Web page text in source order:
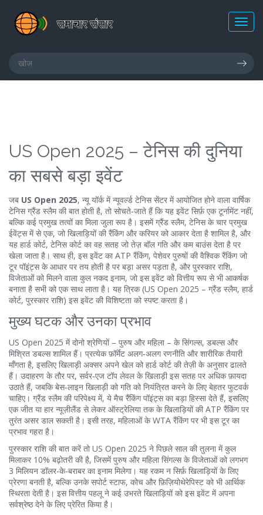
US Open 2025 – टेनिस की दुनिया
का सबसे बड़ा इवेंट
जब US Open 2025, न्यू यॉर्क में न्यूवर्ल्ड टेनिस सेंटर में आयोजित होने वाला वार्षिक
टेनिस ग्रैंड स्लैमकी बात होती है, तो सोचते‑जाते हैं कि यह इवेंट सिर्फ़ एक टूर्नामेंट नहीं,
बल्कि कई प्रमुख तत्वों का मिला जुला रूप है। इसमेंग्रैंड स्लैम, टेनिस के चार प्रमुख
ईवेंट्स में से एक, जो खिलाड़ियों की रैंकिंग और करियर को आकार देता है शामिल है, और
यह हार्ड कोर्ट, टेनिस कोर्ट का वह सतह जो तेज़ बॉल गति और कम बाउंस देता है पर
खेला जाता है। साथ ही, इस इवेंट काATP रैंकिंग, पेशेवर पुरुषों की वैश्विक रैंकिंग जो
टूर पॉइंट्स के आधार पर तय होती है पर बड़ा असर पड़ता है, और पुरस्कार राशि,
विजेताओं को मिलने वाला कुल नकद इनाम, जो इस इवेंट को वित्तीय रूप से भी आकर्षक
बनाता है सभी को एक साथ लाता है। यह त्रिक (US Open 2025 – ग्रैंड स्लैम, हार्ड
कोर्ट, पुरस्कार राशि) इस इवेंट की विशिष्टता को स्पष्ट करता है।
मुख्य घटक और उनका प्रभाव
US Open 2025 में दोनो श्रेणियों – पुरुष और महिला – के सिंगल्स, डबल्स और
मिश्रित डबल्स शामिल हैं। प्रत्येक फ़ॉर्मेट अलग‑अलग रणनीति और शारीरिक तैयारी
माँगता है, इसलिए खिलाड़ी अक्सर अपने खेल को हार्ड कोर्ट की तेज़ी के अनुसार ढालते
हैं। उदाहरण के तौर पर, सर्वर‑एज टॉप लेवल के खिलाड़ी इस सतह पर अधिक फ़ायदा
उठाते हैं, जबकि बेस‑लाइन खिलाड़ी को गति को नियंत्रित करने के लिए बेहतर फुटवर्क
चाहिए। ग्रैंड स्लैम की परिपेक्ष्य में, ये मैच रैंकिंग पॉइंट्स का बड़ा हिस्सा देते हैं, इसलिए
एक जीत या हार न्यूज़ीलैंड से लेकर ऑस्ट्रेलिया तक के खिलाड़ियों की ATP रैंकिंग पर
तुरंत असर डाल सकती है। इसी तरह, महिलाओं के WTA रैंकिंग पर भी इस टूर का
प्रभाव गहरा है।
पुरस्कार राशि की बात करें तो US Open 2025 ने पिछले साल की तुलना में कुल
मिलाकर 10% बढ़ोतरी की है, जिसमें पुरुष और महिला सिंगल्स के विजेताओं को लगभग
3 मिलियन डॉलर-के-बराबर का इनाम मिलेगा। यह रकम न सिर्फ़ खिलाड़ियों के लिए
प्रेरणा बनती है, बल्कि उनके सपोर्ट स्टाफ, कोच और फ़िज़ियोथेरेपिस्ट को भी आर्थिक
स्थिरता देती है। इस वित्तीय पहलू ने कई उभरते खिलाड़ियों को इस इवेंट में अपना
सर्वश्रेष्ठ देने के लिए प्रेरित किया है।